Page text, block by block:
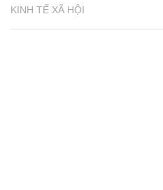
KINH TẾ XÃ HỘI